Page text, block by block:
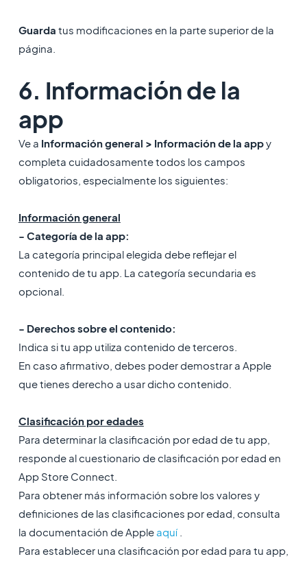
Guarda tus modificaciones en la parte superior de la
página.
6. Información de la
app
Ve a Información general > Información de la appy
completa cuidadosamente todos los campos
obligatorios, especialmente los siguientes:
Información general
- Categoría de la app:
La categoría principal elegida debe reflejar el
contenido de tu app. La categoría secundaria es
opcional.
- Derechos sobre el contenido:
Indica si tu app utiliza contenido de terceros.
En caso afirmativo, debes poder demostrar a Apple
que tienes derecho a usar dicho contenido.
Clasificación por edades
Para determinar la clasificación por edad de tu app,
responde al cuestionario de clasificación por edad en
App Store Connect.
Para obtener más información sobre los valores y
definiciones de las clasificaciones por edad, consulta
la documentación de Apple aquí.
Para establecer una clasificación por edad para tu app,